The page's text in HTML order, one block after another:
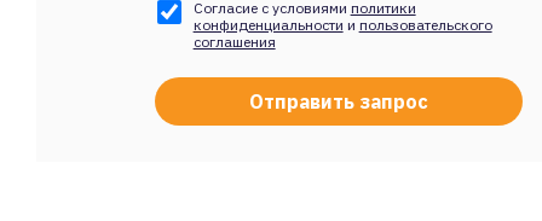
Согласие с условиями политики
конфиденциальности и пользовательского
соглашения